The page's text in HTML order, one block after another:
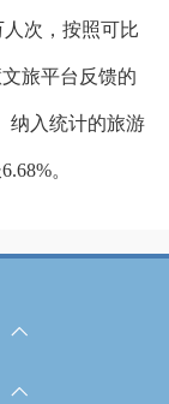
人次，按照可比
旅平台反馈的
纳入统计的旅游
6.68%。